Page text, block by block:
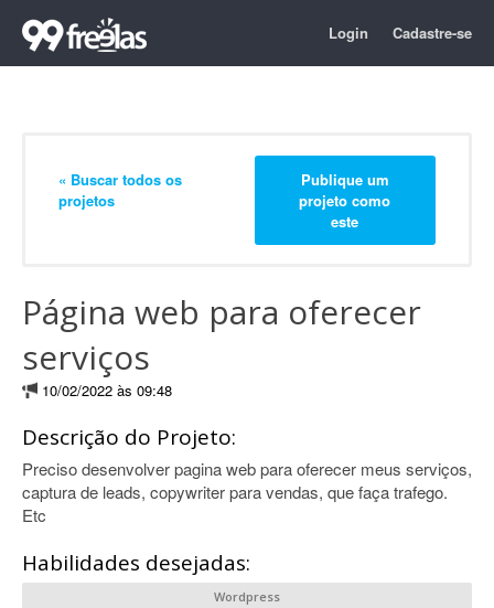
Login Cadastre-se
« Buscar todos os
projetos
Publique um
projeto como
este
Página web para oferecer
serviços
10/02/2022 às 09:48
Descrição do Projeto:
Preciso desenvolver pagina web para oferecer meus serviços,
captura de leads, copywriter para vendas, que faça trafego.
Etc
Habilidades desejadas:
Wordpress